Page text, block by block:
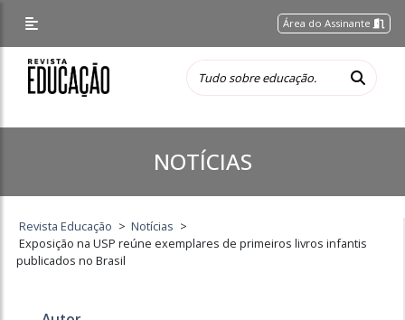
Área do Assinante
NOTÍCIAS
Revista Educação > Notícias >
Exposição na USP reúne exemplares de primeiros livros infantis
publicados no Brasil